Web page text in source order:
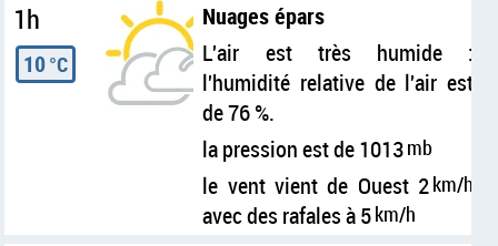
1h
10°C
Nuages épars
L'air est très humide :
l'humidité relative de l'air est
de 76 %.
la pression est de 1013mb
le vent vient de Ouest 2km/h
avec des rafales à 5km/h